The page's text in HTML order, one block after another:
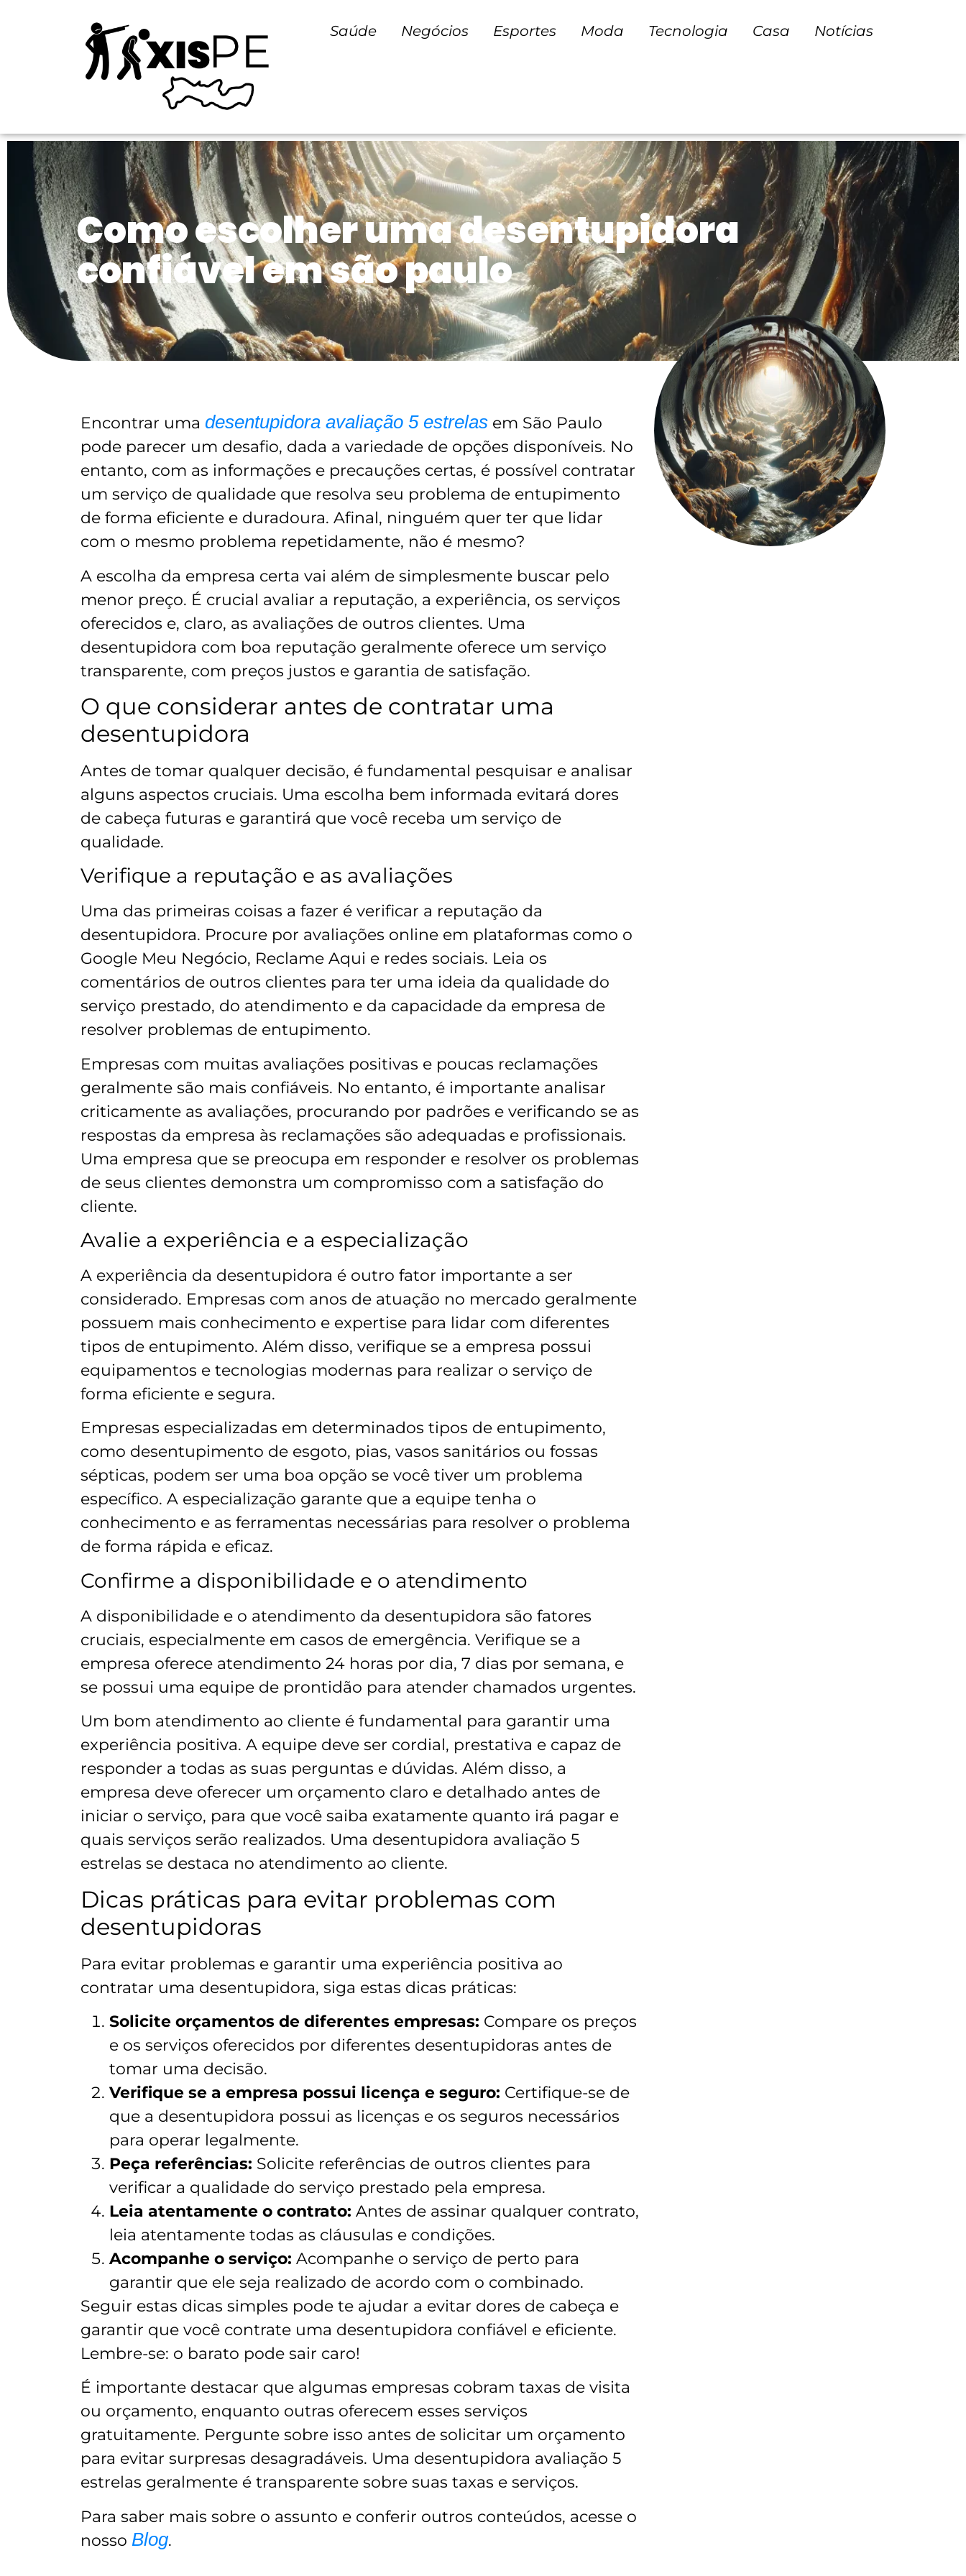
Saúde Negócios Esportes Moda Tecnologia Casa Notícias
Como escolher uma desentupidora
confiável em são paulo
Encontrar uma desentupidora avaliação 5 estrelas em São Paulo
pode parecer um desafio, dada a variedade de opções disponíveis. No
entanto, com as informações e precauções certas, é possível contratar
um serviço de qualidade que resolva seu problema de entupimento
de forma eficiente e duradoura. Afinal, ninguém quer ter que lidar
com o mesmo problema repetidamente, não é mesmo?
A escolha da empresa certa vai além de simplesmente buscar pelo
menor preço. É crucial avaliar a reputação, a experiência, os serviços
oferecidos e, claro, as avaliações de outros clientes. Uma
desentupidora com boa reputação geralmente oferece um serviço
transparente, com preços justos e garantia de satisfação.
O que considerar antes de contratar uma
desentupidora
Antes de tomar qualquer decisão, é fundamental pesquisar e analisar
alguns aspectos cruciais. Uma escolha bem informada evitará dores
de cabeça futuras e garantirá que você receba um serviço de
qualidade.
Verifique a reputação e as avaliações
Uma das primeiras coisas a fazer é verificar a reputação da
desentupidora. Procure por avaliações online em plataformas como o
Google Meu Negócio, Reclame Aqui e redes sociais. Leia os
comentários de outros clientes para ter uma ideia da qualidade do
serviço prestado, do atendimento e da capacidade da empresa de
resolver problemas de entupimento.
Empresas com muitas avaliações positivas e poucas reclamações
geralmente são mais confiáveis. No entanto, é importante analisar
criticamente as avaliações, procurando por padrões e verificando se as
respostas da empresa às reclamações são adequadas e profissionais.
Uma empresa que se preocupa em responder e resolver os problemas
de seus clientes demonstra um compromisso com a satisfação do
cliente.
Avalie a experiência e a especialização
A experiência da desentupidora é outro fator importante a ser
considerado. Empresas com anos de atuação no mercado geralmente
possuem mais conhecimento e expertise para lidar com diferentes
tipos de entupimento. Além disso, verifique se a empresa possui
equipamentos e tecnologias modernas para realizar o serviço de
forma eficiente e segura.
Empresas especializadas em determinados tipos de entupimento,
como desentupimento de esgoto, pias, vasos sanitários ou fossas
sépticas, podem ser uma boa opção se você tiver um problema
específico. A especialização garante que a equipe tenha o
conhecimento e as ferramentas necessárias para resolver o problema
de forma rápida e eficaz.
Confirme a disponibilidade e o atendimento
A disponibilidade e o atendimento da desentupidora são fatores
cruciais, especialmente em casos de emergência. Verifique se a
empresa oferece atendimento 24 horas por dia, 7 dias por semana, e
se possui uma equipe de prontidão para atender chamados urgentes.
Um bom atendimento ao cliente é fundamental para garantir uma
experiência positiva. A equipe deve ser cordial, prestativa e capaz de
responder a todas as suas perguntas e dúvidas. Além disso, a
empresa deve oferecer um orçamento claro e detalhado antes de
iniciar o serviço, para que você saiba exatamente quanto irá pagar e
quais serviços serão realizados. Uma desentupidora avaliação 5
estrelas se destaca no atendimento ao cliente.
Dicas práticas para evitar problemas com
desentupidoras
Para evitar problemas e garantir uma experiência positiva ao
contratar uma desentupidora, siga estas dicas práticas:
Solicite orçamentos de diferentes empresas: Compare os preços
e os serviços oferecidos por diferentes desentupidoras antes de
tomar uma decisão.
Verifique se a empresa possui licença e seguro: Certifique-se de
que a desentupidora possui as licenças e os seguros necessários
para operar legalmente.
Peça referências: Solicite referências de outros clientes para
verificar a qualidade do serviço prestado pela empresa.
Leia atentamente o contrato: Antes de assinar qualquer contrato,
leia atentamente todas as cláusulas e condições.
Acompanhe o serviço: Acompanhe o serviço de perto para
garantir que ele seja realizado de acordo com o combinado.
Seguir estas dicas simples pode te ajudar a evitar dores de cabeça e
garantir que você contrate uma desentupidora confiável e eficiente.
Lembre-se: o barato pode sair caro!
É importante destacar que algumas empresas cobram taxas de visita
ou orçamento, enquanto outras oferecem esses serviços
gratuitamente. Pergunte sobre isso antes de solicitar um orçamento
para evitar surpresas desagradáveis. Uma desentupidora avaliação 5
estrelas geralmente é transparente sobre suas taxas e serviços.
Para saber mais sobre o assunto e conferir outros conteúdos, acesse o
nosso Blog.